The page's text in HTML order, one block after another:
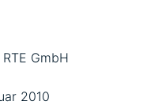
RTE GmbH
2010